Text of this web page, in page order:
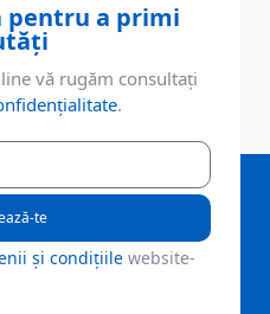
a primi
vă rugăm consultați
.
și condițiile website-
te